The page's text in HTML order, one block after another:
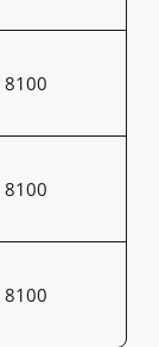
8100
8100
8100